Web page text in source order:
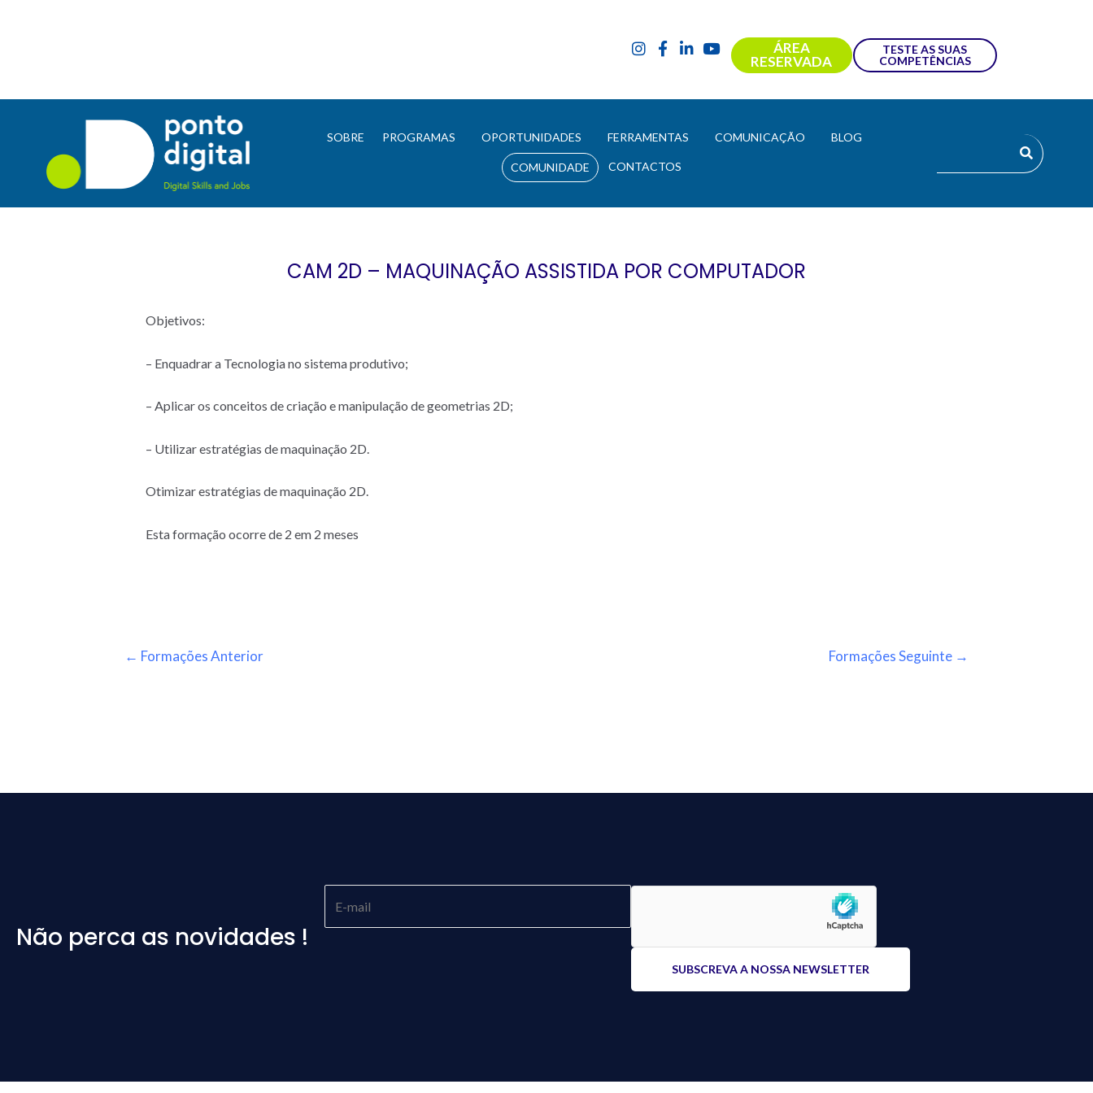
ÁREA
RESERVADA
TESTE AS SUAS
COMPETÊNCIAS
SOBRE PROGRAMAS OPORTUNIDADES FERRAMENTAS COMUNICAÇÃO BLOG
COMUNIDADE CONTACTOS
CAM 2D – MAQUINAÇÃO ASSISTIDA POR COMPUTADOR
Objetivos:
– Enquadrar a Tecnologia no sistema produtivo;
– Aplicar os conceitos de criação e manipulação de geometrias 2D;
– Utilizar estratégias de maquinação 2D.
Otimizar estratégias de maquinação 2D.
Esta formação ocorre de 2 em 2 meses
← Formações Anterior Formações Seguinte →
Não perca as novidades !